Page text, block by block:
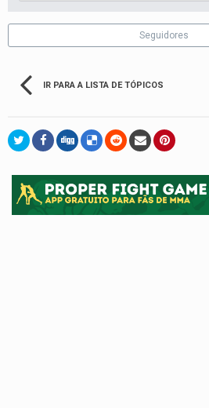
Seguidores
IR PARA A LISTA DE TÓPICOS